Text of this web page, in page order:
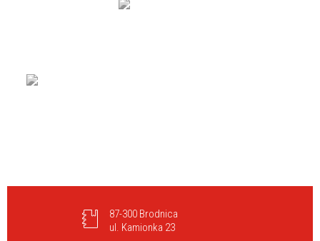
87-300 Brodnica
ul. Kamionka 23